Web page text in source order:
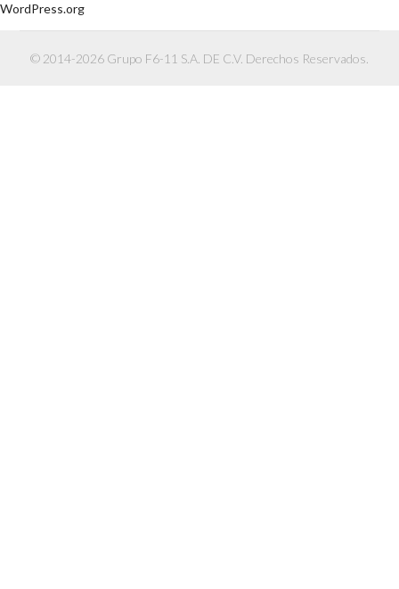
WordPress.org
© 2014-2026 Grupo F6-11 S.A. DE C.V. Derechos Reservados.